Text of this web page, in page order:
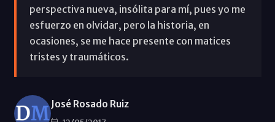
perspectiva nueva, insólita para mí, pues yo me
esfuerzo en olvidar, pero la historia, en
ocasiones, se me hace presente con matices
tristes y traumáticos.
José Rosado Ruiz